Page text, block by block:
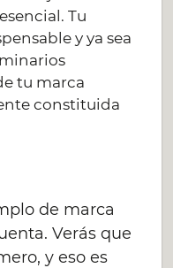
Tu
y ya sea
tu marca
constituida
de marca
Verás que
y eso es